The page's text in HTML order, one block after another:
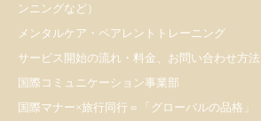
ンニングなど）
メンタルケア・ペアレントトレーニング
サービス開始の流れ・料金、お問い合わせ方法
国際コミュニケーション事業部
国際マナー×旅行同行＝「グローバルの品格」